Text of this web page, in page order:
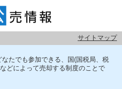
サイトマップ
情報
たでも参加できる、国(国税局、税
どによって売却する制度のことで